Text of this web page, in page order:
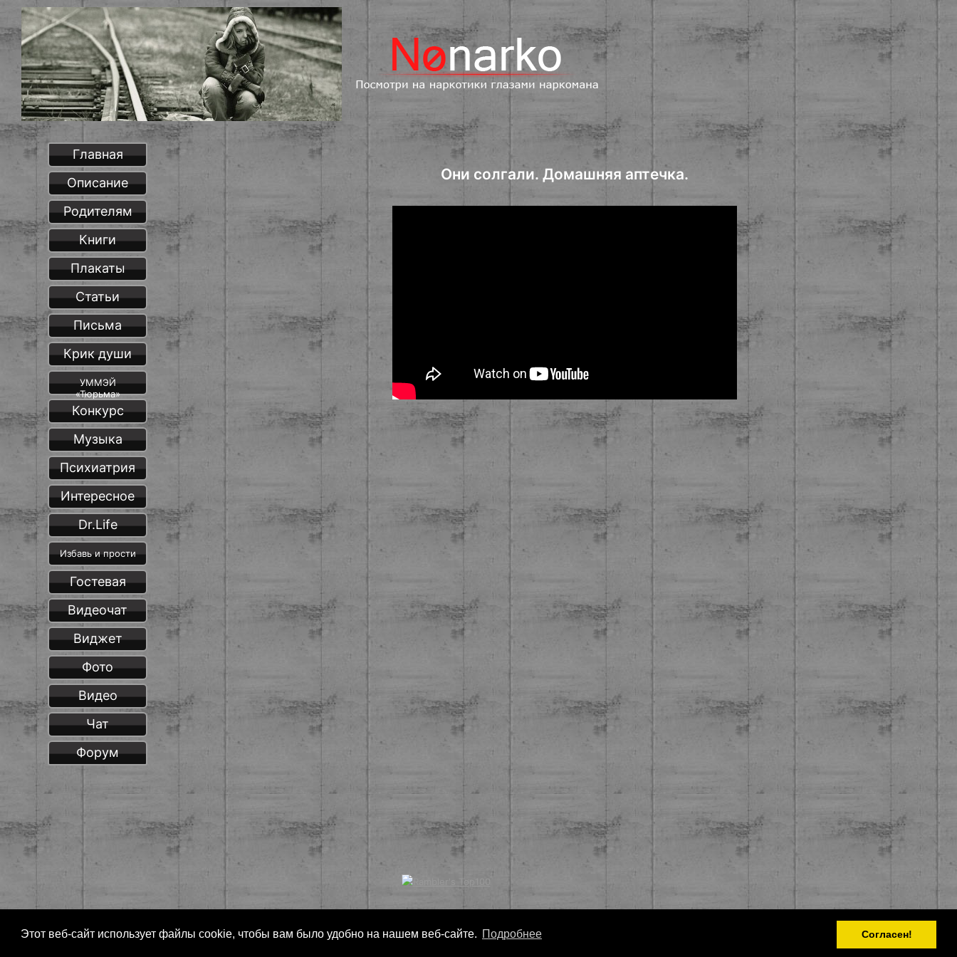
Этот веб-сайт использует файлы cookie, чтобы вам было удобно на нашем веб-сайте. Подробнее Согласен!
Они солгали. Домашняя аптечка.
Главная
Описание
Родителям
Книги
Плакаты
Статьи
Письма
Крик души
УММЭЙ
«Тюрьма»
Конкурс
Музыка
Психиатрия
Интересное
Dr.Life
Избавь и прости
Гостевая
Видеочат
Виджет
Фото
Видео
Чат
Форум
Copyright Nonarko2026 - Все права защищены